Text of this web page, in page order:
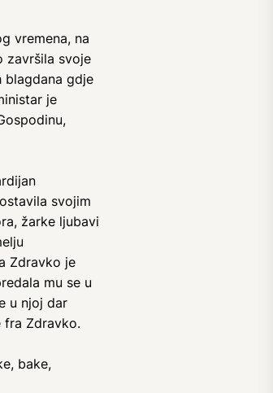
vremena, na
završila svoje
blagdana gdje
je
svojim
žarke ljubavi
Zdravko je
mu se u
u njoj dar
fra Zdravko.
bake,